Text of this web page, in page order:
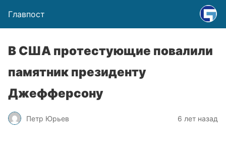
Главпост
В США протестующие повалили
памятник президенту
Джефферсону
Петр Юрьев 6 лет назад